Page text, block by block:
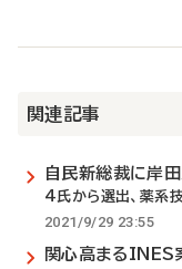
関連記事
自民新総裁に岸
4氏から選出、薬系
2021/9/29 23:55
関心高まるINES